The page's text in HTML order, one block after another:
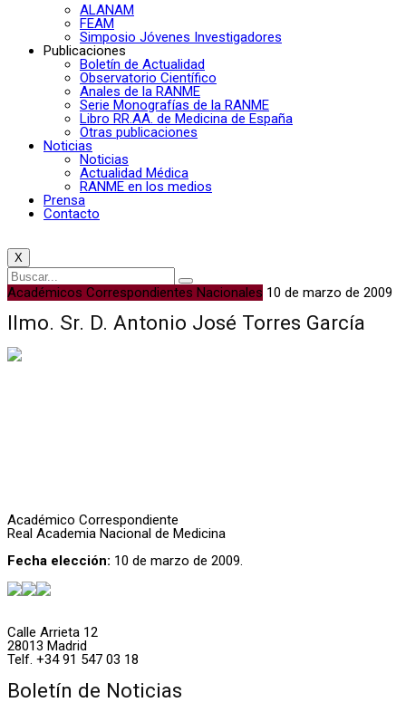
ALANAM
FEAM
Simposio Jóvenes Investigadores
Publicaciones
Boletín de Actualidad
Observatorio Científico
Anales de la RANME
Serie Monografías de la RANME
Libro RR.AA. de Medicina de España
Otras publicaciones
Noticias
Noticias
Actualidad Médica
RANME en los medios
Prensa
Contacto
X
Académicos Correspondientes Nacionales 10 de marzo de 2009
Ilmo. Sr. D. Antonio José Torres García
Académico Correspondiente
Real Academia Nacional de Medicina
Fecha elección: 10 de marzo de 2009.
Calle Arrieta 12
28013 Madrid
Telf. +34 91 547 03 18
Boletín de Noticias